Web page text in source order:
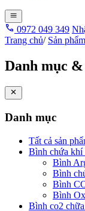
0972 049 349
Trang chủ/ Sản phẩm
Danh mục
Danh mục
Tất cả sản
Bình chứa khí
Bình
Bình
Bình
Bình
Bình co2